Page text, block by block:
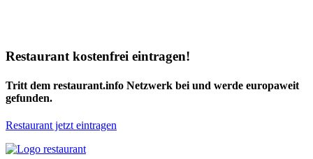
Restaurant kostenfrei eintragen!
Tritt dem restaurant.info Netzwerk bei und werde europaweit
gefunden.
Restaurant jetzt eintragen